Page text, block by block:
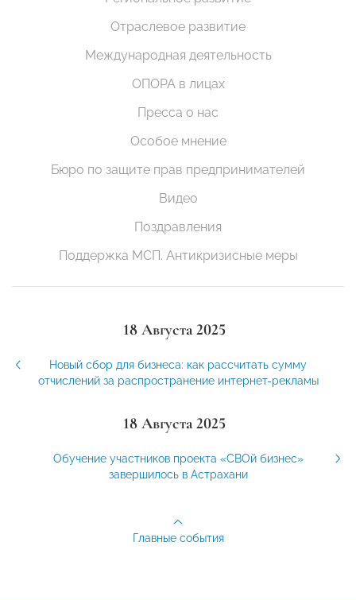
Отраслевое развитие
Международная деятельность
ОПОРА в лицах
Пресса о нас
Особое мнение
Бюро по защите прав предпринимателей
Видео
Поздравления
Поддержка МСП. Антикризисные меры
18 Августа 2025
Новый сбор для бизнеса: как рассчитать сумму
отчислений за распространение интернет-рекламы
18 Августа 2025
Обучение участников проекта «СВОй бизнес»
завершилось в Астрахани
Главные события